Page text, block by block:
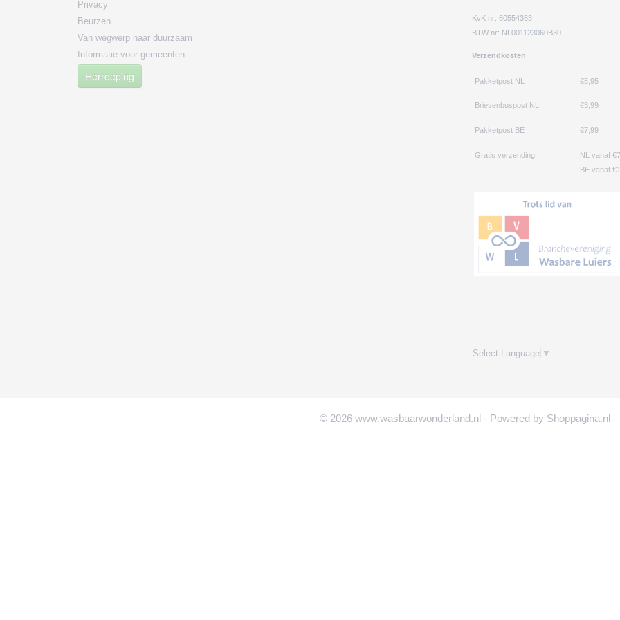
Privacy
Beurzen
Van wegwerp naar duurzaam
Informatie voor gemeenten
Herroeping
KvK nr: 60554363
BTW nr: NL001123060B30
Verzendkosten
Pakketpost NL €5,95
Brievenbuspost NL €3,99
Pakketpost BE €7,99
Gratis verzending
NL vanaf
BE vanaf
Select Language ▼
© 2026 www.wasbaarwonderland.nl - Powered by Shoppagina.nl